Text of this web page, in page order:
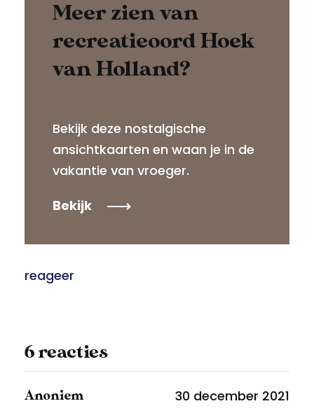
Meer zien van
recreatieoord Hoek
van Holland?
Bekijk deze nostalgische
ansichtkaarten en waan je in de
vakantie van vroeger.
Bekijk
reageer
6 reacties
Anoniem
30 december 2021